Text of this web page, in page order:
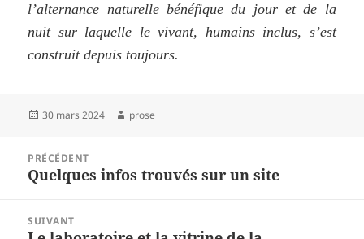
l’alternance naturelle bénéfique du jour et de la
nuit sur laquelle le vivant, humains inclus, s’est
construit depuis toujours.
Publié
30 mars 2024 Auteur
prose
l’article
PRÉCÉDENT
Article
Quelques infos trouvés sur un site
SUIVANT